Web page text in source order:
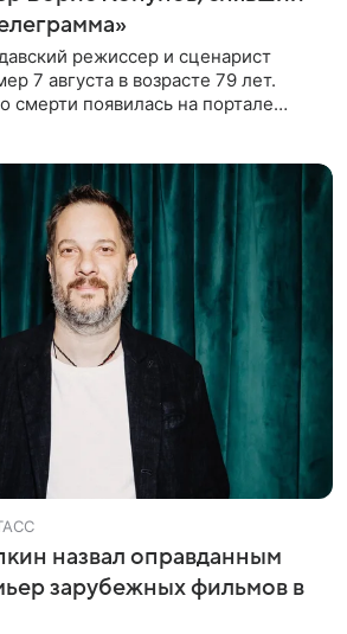
режиссер и сценарист
7 августа в возрасте 79 лет.
смерти появилась на портале
назвал оправданным
зарубежных фильмов в